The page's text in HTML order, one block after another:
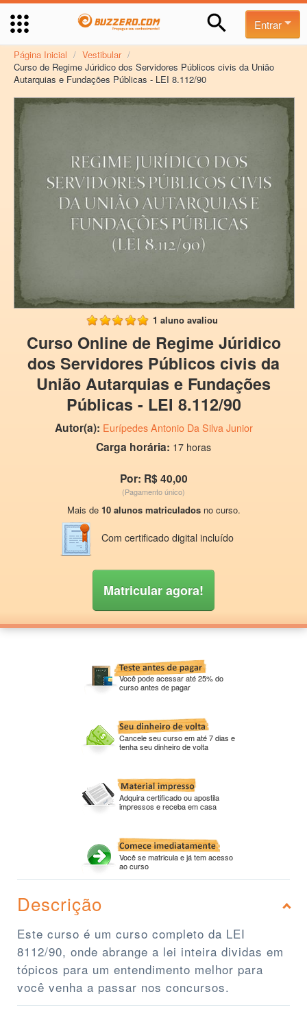
Entrar
Página Inicial / Vestibular /
Curso de Regime Júridico dos Servidores Públicos civis da União
Autarquias e Fundações Públicas - LEI 8.112/90
1 aluno avaliou
Curso Online de Regime Júridico
dos Servidores Públicos civis da
União Autarquias e Fundações
Públicas - LEI 8.112/90
Autor(a): Eurípedes Antonio Da Silva Junior
Carga horária: 17 horas
Por: R$ 40,00
(Pagamento único)
Mais de 10 alunos matriculadosno curso.
Com certificado digital incluído
Matricular agora!
Você pode acessar até 25% do
curso antes de pagar
Cancele seu curso em até 7 dias e
tenha seu dinheiro de volta
Adquira certificado ou apostila
impressos e receba em casa
Você se matricula e já tem acesso
ao curso
Descrição
Este curso é um curso completo da LEI
8112/90, onde abrange a lei inteira dividas em
tópicos para um entendimento melhor para
você venha a passar nos concursos.